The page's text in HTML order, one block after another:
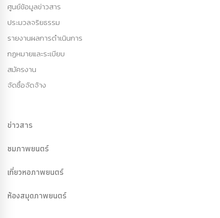
ศูนย์ข้อมูลข่าวสาร
ประมวลจริยธรรม
รายงานผลการดำเนินการ
กฏหมายและระเบียบ
สมัครงาน
จัดซื้อจัดจ้าง
ข่าวสาร
ชมภาพยนตร์
เที่ยวหอภาพยนตร์
ห้องสมุดภาพยนตร์